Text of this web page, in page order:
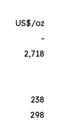
US$/oz
-
2,718
238
298